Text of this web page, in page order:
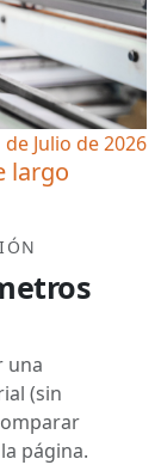
Julio de 2026
largo
una
(sin
página.